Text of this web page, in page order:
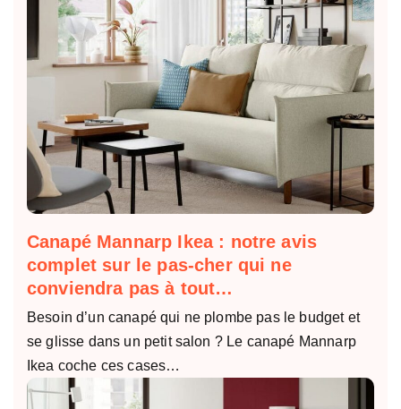
Canapé Mannarp Ikea : notre avis
complet sur le pas-cher qui ne
conviendra pas à tout…
Besoin d’un canapé qui ne plombe pas le budget et
se glisse dans un petit salon ? Le canapé Mannarp
Ikea coche ces cases…